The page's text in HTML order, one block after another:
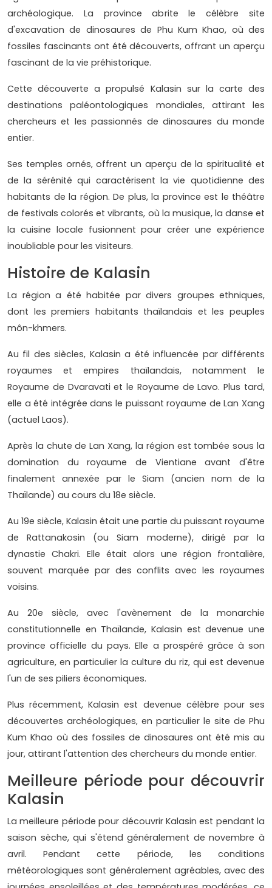
archéologique. La province abrite le célèbre site
d'excavation de dinosaures de Phu Kum Khao, où des
fossiles fascinants ont été découverts, offrant un aperçu
fascinant de la vie préhistorique.
Cette découverte a propulsé Kalasin sur la carte des
destinations paléontologiques mondiales, attirant les
chercheurs et les passionnés de dinosaures du monde
entier.
Ses temples ornés, offrent un aperçu de la spiritualité et
de la sérénité qui caractérisent la vie quotidienne des
habitants de la région. De plus, la province est le théâtre
de festivals colorés et vibrants, où la musique, la danse et
la cuisine locale fusionnent pour créer une expérience
inoubliable pour les visiteurs.
Histoire de Kalasin
La région a été habitée par divers groupes ethniques,
dont les premiers habitants thaïlandais et les peuples
môn-khmers.
Au fil des siècles, Kalasin a été influencée par différents
royaumes et empires thaïlandais, notamment le
Royaume de Dvaravati et le Royaume de Lavo. Plus tard,
elle a été intégrée dans le puissant royaume de Lan Xang
(actuel Laos).
Après la chute de Lan Xang, la région est tombée sous la
domination du royaume de Vientiane avant d'être
finalement annexée par le Siam (ancien nom de la
Thaïlande) au cours du 18e siècle.
Au 19e siècle, Kalasin était une partie du puissant royaume
de Rattanakosin (ou Siam moderne), dirigé par la
dynastie Chakri. Elle était alors une région frontalière,
souvent marquée par des conflits avec les royaumes
voisins.
Au 20e siècle, avec l'avènement de la monarchie
constitutionnelle en Thaïlande, Kalasin est devenue une
province officielle du pays. Elle a prospéré grâce à son
agriculture, en particulier la culture du riz, qui est devenue
l'un de ses piliers économiques.
Plus récemment, Kalasin est devenue célèbre pour ses
découvertes archéologiques, en particulier le site de Phu
Kum Khao où des fossiles de dinosaures ont été mis au
jour, attirant l'attention des chercheurs du monde entier.
Meilleure période pour découvrir
Kalasin
La meilleure période pour découvrir Kalasin est pendant la
saison sèche, qui s'étend généralement de novembre à
avril. Pendant cette période, les conditions
météorologiques sont généralement agréables, avec des